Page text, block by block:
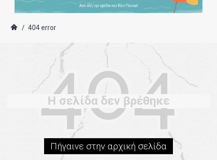
/ 404 error
Η σελίδα δεν βρέθηκε
Πήγαινε στην αρχική σελίδα